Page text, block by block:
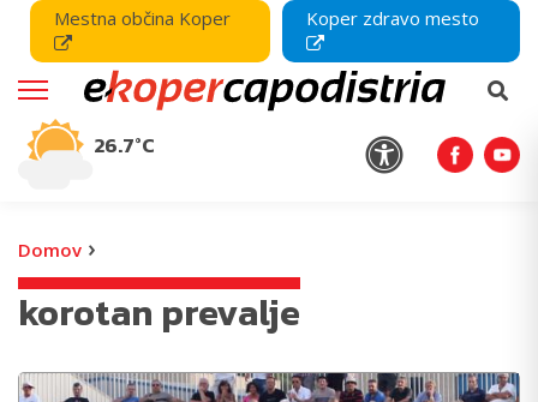
Mestna občina Koper Koper zdravo mesto
26.7°C
Domov ›
korotan prevalje